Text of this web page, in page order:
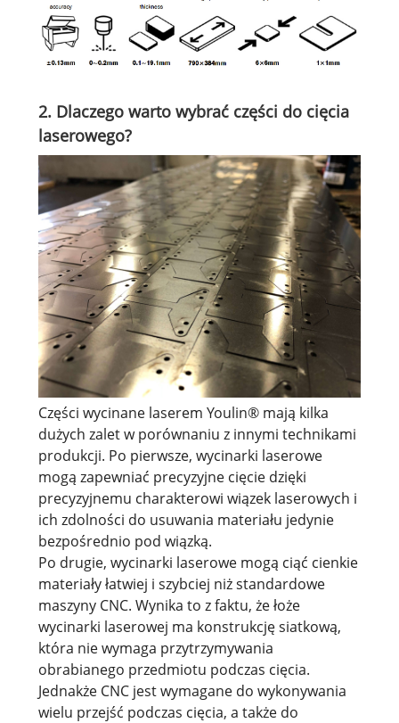
2. Dlaczego warto wybrać części do cięcia
laserowego?
Części wycinane laserem Youlin® mają kilka
dużych zalet w porównaniu z innymi technikami
produkcji. Po pierwsze, wycinarki laserowe
mogą zapewniać precyzyjne cięcie dzięki
precyzyjnemu charakterowi wiązek laserowych i
ich zdolności do usuwania materiału jedynie
bezpośrednio pod wiązką.
Po drugie, wycinarki laserowe mogą ciąć cienkie
materiały łatwiej i szybciej niż standardowe
maszyny CNC. Wynika to z faktu, że łoże
wycinarki laserowej ma konstrukcję siatkową,
która nie wymaga przytrzymywania
obrabianego przedmiotu podczas cięcia.
Jednakże CNC jest wymagane do wykonywania
wielu przejść podczas cięcia, a także do